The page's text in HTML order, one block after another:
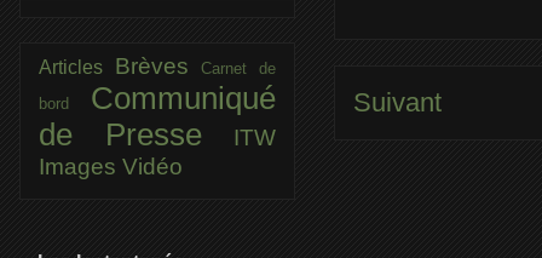
Suivant
Articles BrèvesCarnet de
bord Communiqué
de Presse
ITW
Images Vidéo